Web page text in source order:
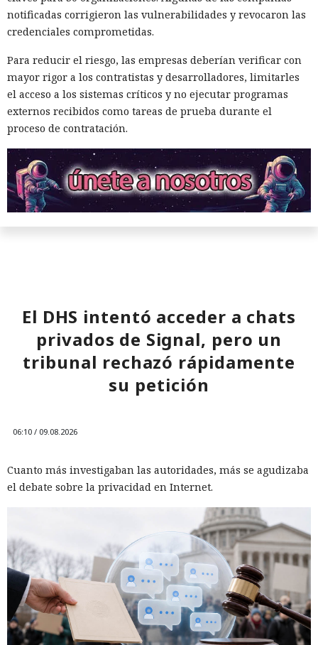
notificadas corrigieron las vulnerabilidades y revocaron las
credenciales comprometidas.
Para reducir el riesgo, las empresas deberían verificar con
mayor rigor a los contratistas y desarrolladores, limitarles
el acceso a los sistemas críticos y no ejecutar programas
externos recibidos como tareas de prueba durante el
proceso de contratación.
El DHS intentó acceder a chats
privados de Signal, pero un
tribunal rechazó rápidamente
su petición
06:10 / 09.08.2026
Cuanto más investigaban las autoridades, más se agudizaba
el debate sobre la privacidad en Internet.